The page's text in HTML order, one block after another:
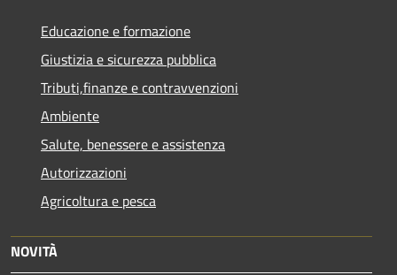
Educazione e formazione
Giustizia e sicurezza pubblica
Tributi,finanze e contravvenzioni
Ambiente
Salute, benessere e assistenza
Autorizzazioni
Agricoltura e pesca
NOVITÀ